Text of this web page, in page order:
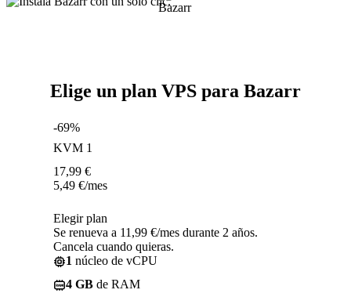
Elige un plan VPS para Bazarr
-69%
KVM 1
17,99 €
5,49 €/mes
Elegir plan
Se renueva a 11,99 €/mes durante 2 años.
Cancela cuando quieras.
1 núcleo de vCPU
4 GB de RAM